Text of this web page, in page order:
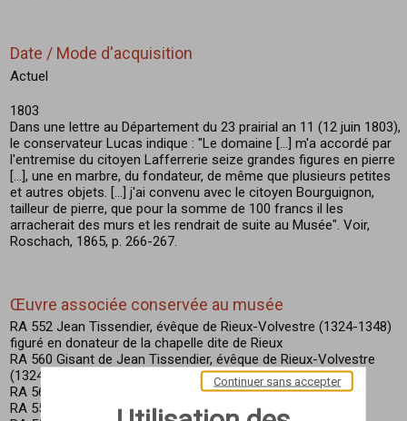
Date / Mode d'acquisition
Actuel
1803
Dans une lettre au Département du 23 prairial an 11 (12 juin 1803),
le conservateur Lucas indique : "Le domaine [...] m'a accordé par
l'entremise du citoyen Lafferrerie seize grandes figures en pierre
[...], une en marbre, du fondateur, de même que plusieurs petites
et autres objets. [...] j'ai convenu avec le citoyen Bourguignon,
tailleur de pierre, que pour la somme de 100 francs il les
arracherait des murs et les rendrait de suite au Musée". Voir,
Roschach, 1865, p. 266-267.
Œuvre associée conservée au musée
RA 552 Jean Tissendier, évêque de Rieux-Volvestre (1324-1348)
figuré en donateur de la chapelle dite de Rieux
RA 560 Gisant de Jean Tissendier, évêque de Rieux-Volvestre
(1324-1348)
RA 560 BIS Lion couché
RA 555 A Saint François d'Assise
Continuer sans accepter